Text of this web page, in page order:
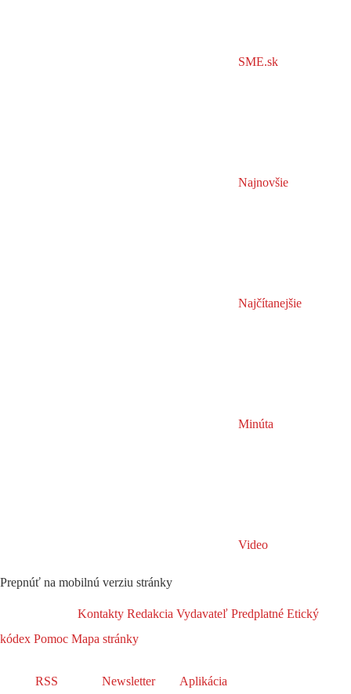
SME.sk
Najnovšie
Najčítanejšie
Minúta
Video
Prepnúť na mobilnú verziu stránky
Kontakty Redakcia Vydavateľ Predplatné Etický
kódex Pomoc Mapa stránky
RSS Newsletter Aplikácia